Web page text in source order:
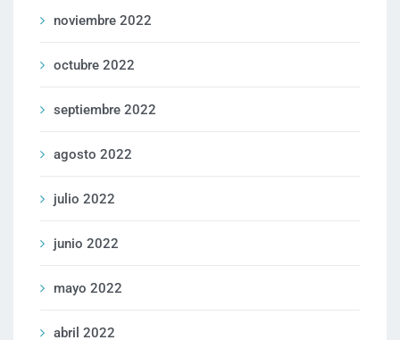
noviembre 2022
octubre 2022
septiembre 2022
agosto 2022
julio 2022
junio 2022
mayo 2022
abril 2022